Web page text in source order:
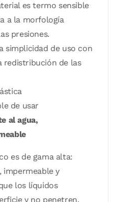
es termo sensible
a la morfología
presiones.
simplicidad de uso con
redistribución de las
de usar
al agua,
es de gama alta:
impermeable y
los líquidos
y no penetren.